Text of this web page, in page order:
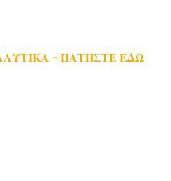
- ΠΑΤΗΣΤΕ ΕΔΩ